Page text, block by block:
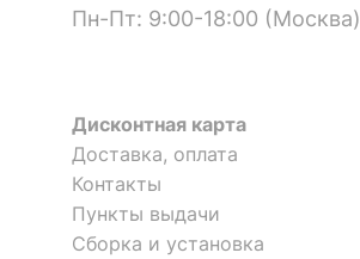
Пн-Пт: 9:00-18:00 (Москва)
Дисконтная карта
Доставка, оплата
Контакты
Пункты выдачи
Сборка и установка